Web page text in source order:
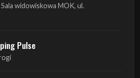
widowiskowa MOK, ul.
Pulse